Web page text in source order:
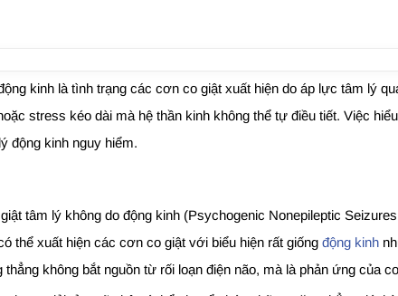
kinh là tình trạng các cơn co giật xuất hiện do áp lực tâm lý
stress kéo dài mà hệ thần kinh không thể tự điều tiết. Việc
động kinh nguy hiểm.
tâm lý không do động kinh (Psychogenic Nonepileptic
thể xuất hiện các cơn co giật với biểu hiện rất giống động kinh
không bắt nguồn từ rối loạn điện não, mà là phản ứng của